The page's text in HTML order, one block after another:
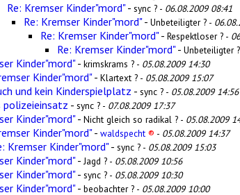
Re: Kremser Kinder"mord"- sync ? - 06.08.2009 08:41
Re: Kremser Kinder"mord"- Unbeteiligter ? -
Re: Kremser Kinder"mord"- Respektloser ? -
Re: Kremser Kinder"mord"- Unbeteiligter
Kinder"mord"- krimskrams ? - 05.08.2009 14:30
Kinder"mord"- Klartext ? - 05.08.2009 15:07
und kein Kinderspielplatz - sync ? - 05.08.2009 14:56
polizeieinsatz - sync ? - 07.08.2009 17:37
Kinder"mord"- Nicht gleich so radikal ? - 05.08.2009
Kinder"mord"- waldspecht ® - 05.08.2009 14:37
Kremser Kinder"mord"- sync ? - 05.08.2009 15:03
Kinder"mord"- Jagd ? - 05.08.2009 10:56
Kinder"mord"- sync ? - 05.08.2009 10:30
Kinder"mord"- beobachter ? - 05.08.2009 10:00